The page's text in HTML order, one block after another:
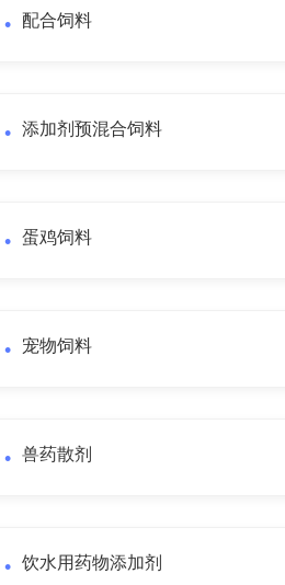
配合饲料
添加剂预混合饲料
蛋鸡饲料
宠物饲料
兽药散剂
饮水用药物添加剂